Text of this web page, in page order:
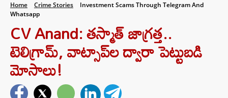
Home Crime Stories
Investment Scams Through Telegram And
Whatsapp
CV Anand: తస్మాత్ జాగ్రత్త..
టెలిగ్రామ్‌, వాట్సాప్‌ల ద్వారా పెట్టుబడి
మోసాలు!